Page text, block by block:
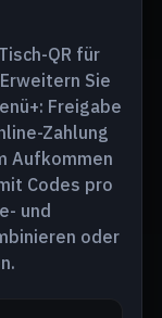
QR für
Sie
Freigabe
Zahlung
Aufkommen
Codes pro
und
oder